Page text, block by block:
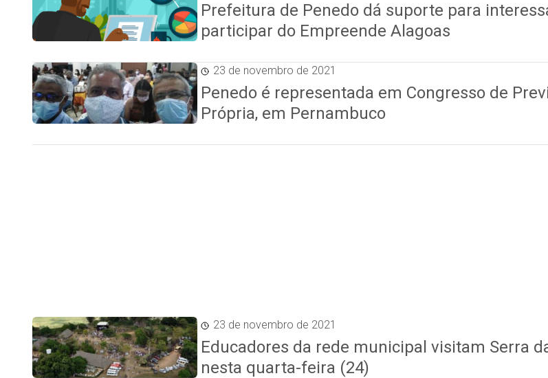
Prefeitura de Penedo dá suporte para
participar do Empreende Alagoas
23 de novembro de 2021
Penedo é representada em Congresso de
Própria, em Pernambuco
23 de novembro de 2021
Educadores da rede municipal visitam Serra
nesta quarta-feira (24)